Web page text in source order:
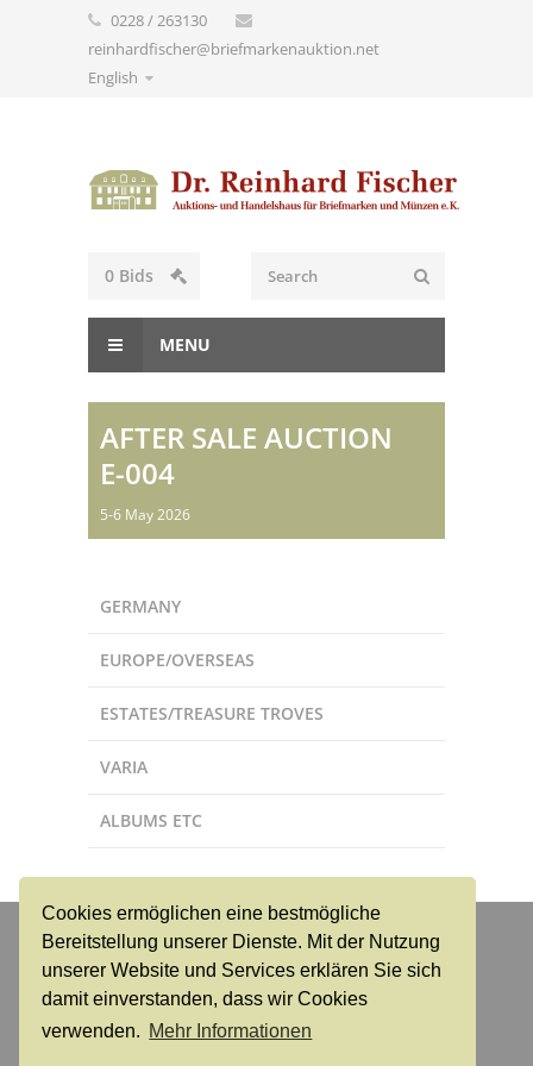
Cookies ermöglichen eine bestmögliche
Bereitstellung unserer Dienste. Mit der Nutzung
unserer Website und Services erklären Sie sich
damit einverstanden, dass wir Cookies
verwenden. Mehr Informationen
0228 / 263130
reinhardfischer@briefmarkenauktion.net
English
0 Bids
MENU
AFTER SALE AUCTION
E-004
5-6 May 2026
GERMANY
EUROPE/OVERSEAS
ESTATES/TREASURE TROVES
VARIA
ALBUMS ETC
Dr. Reinhard Fischer
Auktions- und Handelshaus für Briefmarken und
Münzen e. K.
Login Contact
Conditions of sale